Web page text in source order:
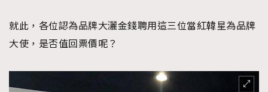
就此，各位認為品牌大灑金錢聘用這三位當紅韓星為品牌
大使，是否值回票價呢？